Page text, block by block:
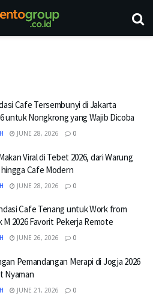
Cafe Tersembunyi di Jakarta
untuk Nongkrong yang Wajib Dicoba
JUNE 28, 2026 0
Viral di Tebet 2026, dari Warung
Cafe Modern
JUNE 28, 2026 0
Cafe Tenang untuk Work from
M 2026 Favorit Pekerja Remote
JUNE 26, 2026 0
Pemandangan Merapi di Jogja 2026
Nyaman
JUNE 21, 2026 0